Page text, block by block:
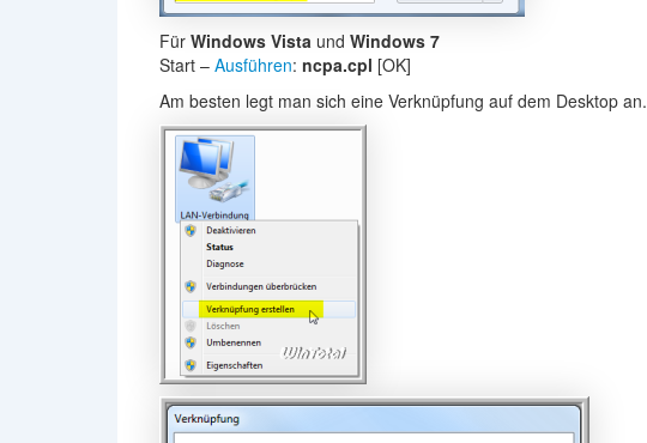
Für Windows Vistaund Windows 7
Start – Ausführen: ncpa.cpl [OK]
Am besten legt man sich eine Verknüpfung auf dem Desktop an.